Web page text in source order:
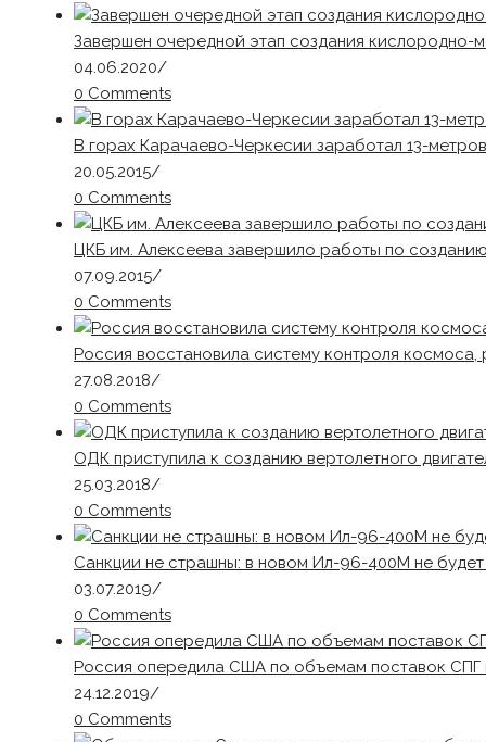
Завершен очередной этап создания кислородно-
04.06.2020/
0 Comments
В горах Карачаево-Черкесии заработал 13-
20.05.2015/
0 Comments
ЦКБ им. Алексеева завершило работы по
07.09.2015/
0 Comments
Россия восстановила систему контроля
27.08.2018/
0 Comments
ОДК приступила к созданию вертолетного
25.03.2018/
0 Comments
Санкции не страшны: в новом Ил-96-400М не
03.07.2019/
0 Comments
Россия опередила США по объемам поставок СПГ
24.12.2019/
0 Comments